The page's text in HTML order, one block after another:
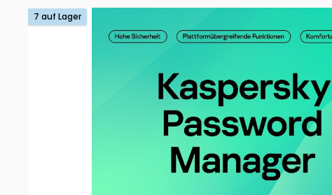
Bildergalerie überspringen
7 auf Lager